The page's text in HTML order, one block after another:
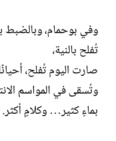
وفي بوحمام، وبالضبط
تُفلح بالنية،
صارت اليوم تُفلح،
وتُسقى في المواسم
بماءٍ كثير… وكلامٍ أكثر.